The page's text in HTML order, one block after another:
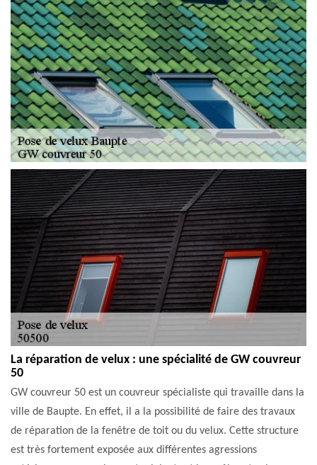
La réparation de velux : une spécialité de GW couvreur
50
GW couvreur 50 est un couvreur spécialiste qui travaille dans la
ville de Baupte. En effet, il a la possibilité de faire des travaux
de réparation de la fenêtre de toit ou du velux. Cette structure
est très fortement exposée aux différentes agressions